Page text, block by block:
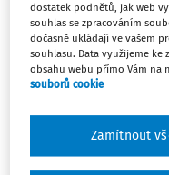
postižením. Jak již bylo
nevztahuje na všechny
jejichžprůměrný roční
pracovním poměru je
roční přepočtený počet
skupiny zaměstnanců,
povinnost nevztahuje
dostatek podnětů, jak web
souhlas se zpracováním
dočasně ukládají ve vašem
souhlasu. Data využijeme ke
obsahu webu přímo Vám na
souborů cookie
Zamítnout